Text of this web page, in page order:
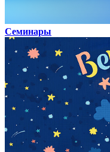
Семинары